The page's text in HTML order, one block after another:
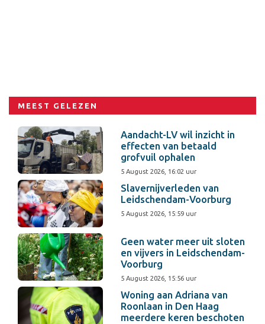
MEEST GELEZEN
Aandacht-LV wil inzicht in
effecten van betaald
grofvuil ophalen
5 August 2026, 16:02 uur
Slavernijverleden van
Leidschendam-Voorburg
5 August 2026, 15:59 uur
Geen water meer uit sloten
en vijvers in Leidschendam-
Voorburg
5 August 2026, 15:56 uur
Woning aan Adriana van
Roonlaan in Den Haag
meerdere keren beschoten